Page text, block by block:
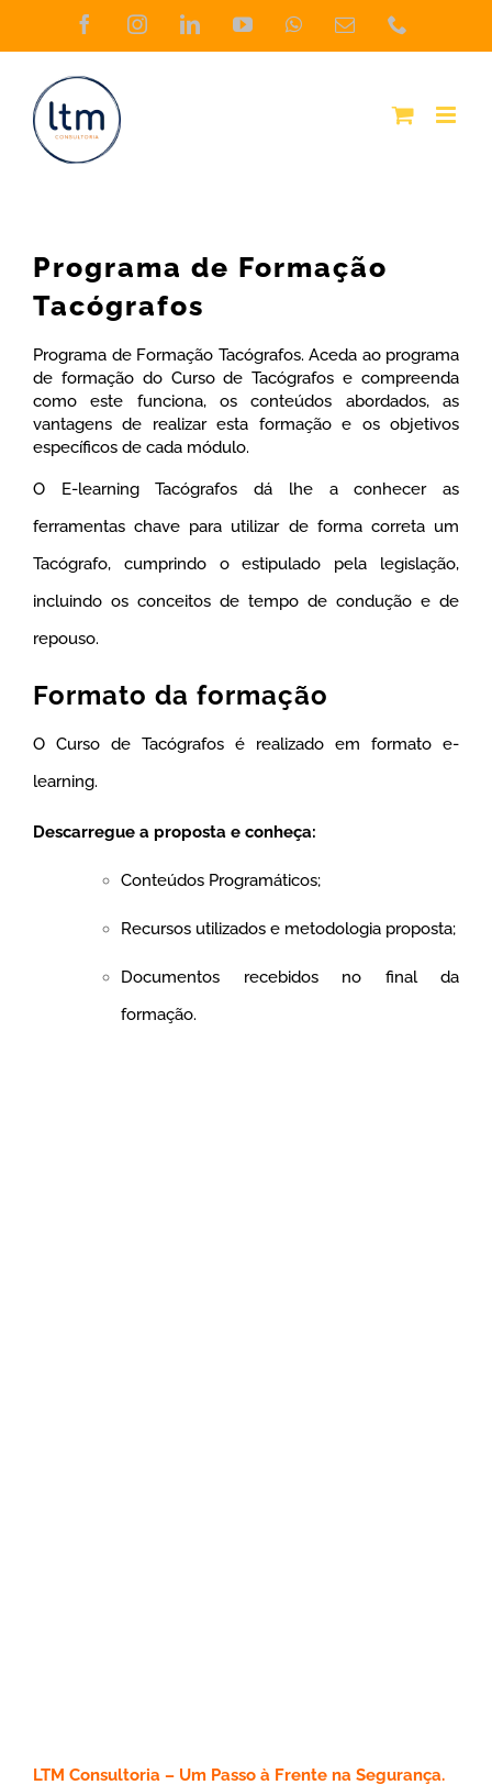
to
content
FacebookInstagramLinkedInYouTubeWhatsAppEmail
publicado)
Programa de Formação
Tacógrafos
Programa de Formação Tacógrafos. Aceda ao programa
de formação do Curso de Tacógrafos e compreenda
como este funciona, os conteúdos abordados, as
vantagens de realizar esta formação e os objetivos
específicos de cada módulo.
O E-learning Tacógrafos dá lhe a conhecer as
ferramentas chave para utilizar de forma correta um
Tacógrafo, cumprindo o estipulado pela legislação,
incluindo os conceitos de tempo de condução e de
repouso.
Formato da formação
O Curso de Tacógrafos é realizado em formato e-
learning.
Descarregue a proposta e conheça:
Conteúdos Programáticos;
Recursos utilizados e metodologia proposta;
Documentos recebidos no final da
formação.
LTM Consultoria – Um Passo à Frente na Segurança.